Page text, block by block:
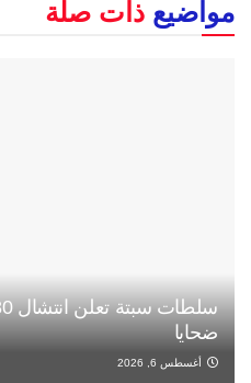
مواضيع ذات صلة
ضحايا
أغسطس 6, 2026